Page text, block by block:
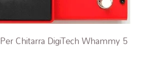
Chitarra DigiTech Whammy 5